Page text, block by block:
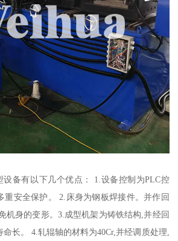
备有以下几个优点： 1.设备控制为PLC控
重安全保护。 2.床身为钢板焊接件。并作回
机身的变形。3.成型机架为铸铁结构,并经回
长。 4.轧辊轴的材料为40Cr,并经调质处理,